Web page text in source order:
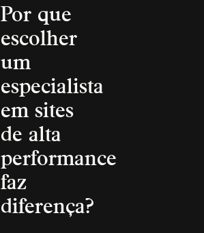
Por que
escolher
um
especialista
em sites
de alta
performance
faz
diferença?